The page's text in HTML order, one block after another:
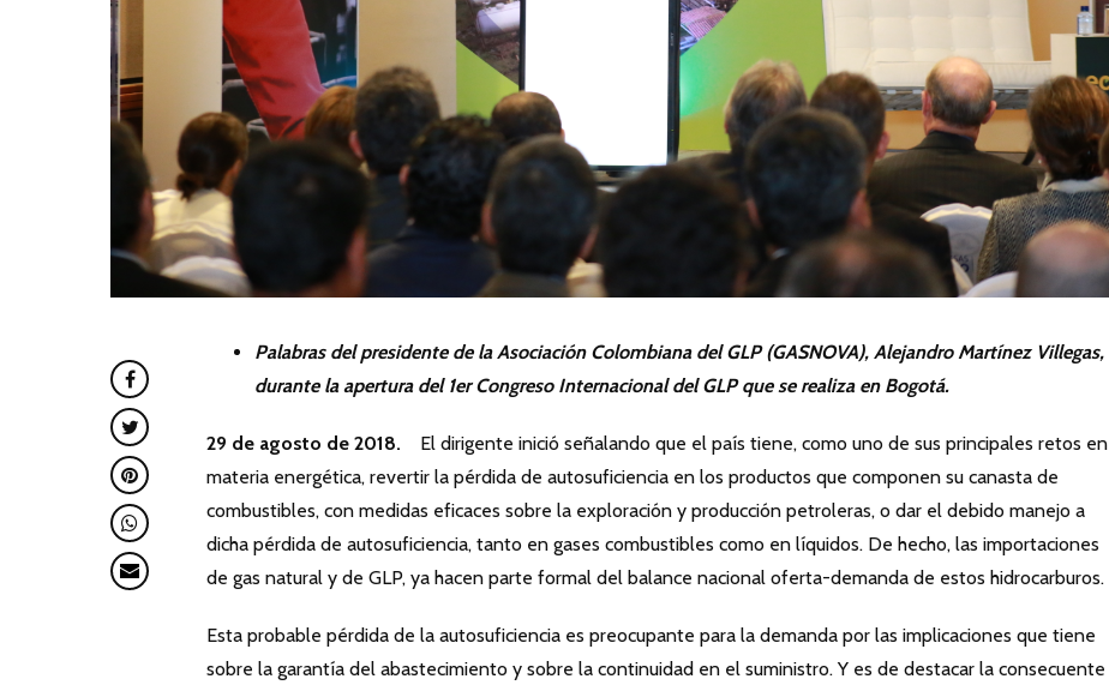
Palabras del presidente de la Asociación Colombiana del GLP (GASNOVA), Alejandro Martínez Villegas,
durante la apertura del 1er Congreso Internacional del GLP que se realiza en Bogotá.
29 de agosto de 2018. El dirigente inició señalando que el país tiene, como uno de sus principales retos en
materia energética, revertir la pérdida de autosuficiencia en los productos que componen su canasta de
combustibles, con medidas eficaces sobre la exploración y producción petroleras, o dar el debido manejo a
dicha pérdida de autosuficiencia, tanto en gases combustibles como en líquidos. De hecho, las importaciones
de gas natural y de GLP, ya hacen parte formal del balance nacional oferta-demanda de estos hidrocarburos.
Esta probable pérdida de la autosuficiencia es preocupante para la demanda por las implicaciones que tiene
sobre la garantía del abastecimiento y sobre la continuidad en el suministro. Y es de destacar la consecuente